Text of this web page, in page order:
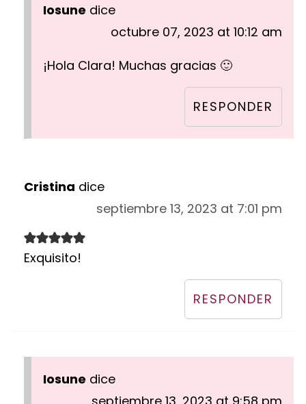
Iosune dice
octubre 07, 2023 at 10:12 am
¡Hola Clara! Muchas gracias 🙂
RESPONDER
Cristina dice
septiembre 13, 2023 at 7:01 pm
Exquisito!
RESPONDER
Iosune dice